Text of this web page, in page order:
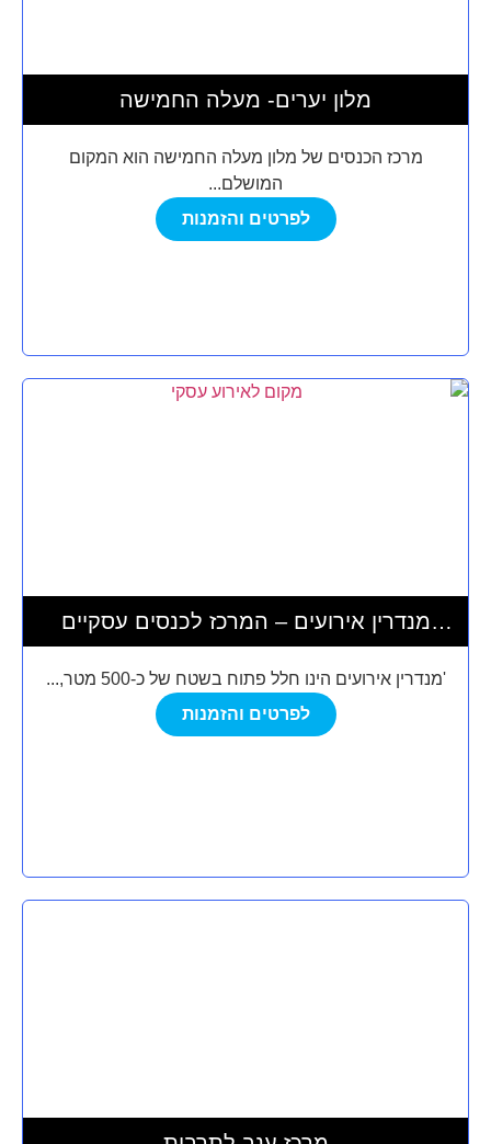
מלון יערים- מעלה החמישה
מרכז הכנסים של מלון מעלה החמישה הוא המקום
המושלם...
לפרטים והזמנות
מנדרין אירועים – המרכז לכנסים עסקיים
ואירועי בוטיק
'מנדרין אירועים הינו חלל פתוח בשטח של כ-500 מטר,...
לפרטים והזמנות